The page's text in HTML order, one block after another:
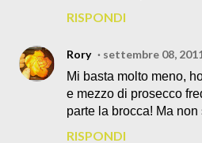
RISPONDI
Rory
settembre 08,
Mi basta molto meno,
e mezzo di prosecco
parte la brocca! Ma
RISPONDI